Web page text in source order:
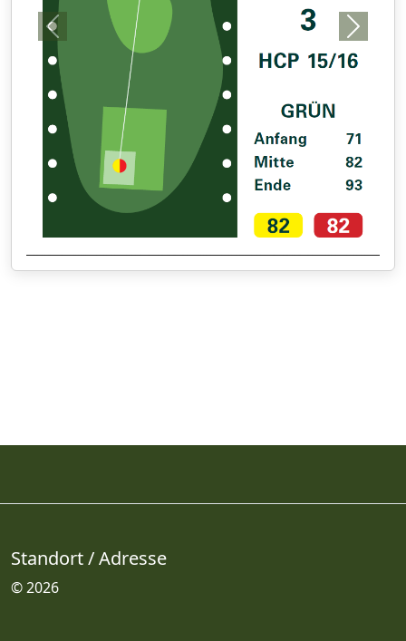
Previous Next
Standort / Adresse
© 2026